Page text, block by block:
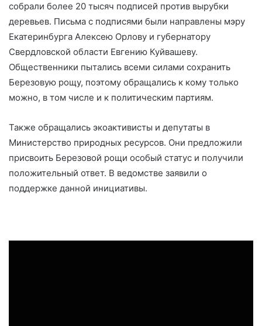
собрали более 20 тысяч подписей против вырубки
деревьев. Письма с подписями были направлены мэру
Екатеринбурга Алексею Орлову и губернатору
Свердловской области Евгению Куйвашеву.
Общественники пытались всеми силами сохранить
Березовую рощу, поэтому обращались к кому только
можно, в том числе и к политическим партиям.
Также обращались экоактивисты и депутаты в
Министерство природных ресурсов. Они предложили
присвоить Березовой рощи особый статус и получили
положительный ответ. В ведомстве заявили о
поддержке данной инициативы.